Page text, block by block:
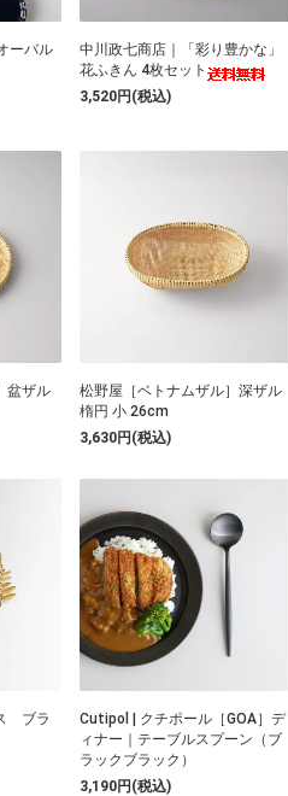
ーバル
中川政七商店｜「彩り豊かな」
花ふきん 4枚セット
3,520円(税込)
盆ザル
松野屋［ベトナムザル］深ザル
楕円 小 26cm
3,630円(税込)
ブラ
Cutipol | クチポール［GOA］デ
ィナー｜テーブルスプーン（ブ
ラックブラック）
3,190円(税込)